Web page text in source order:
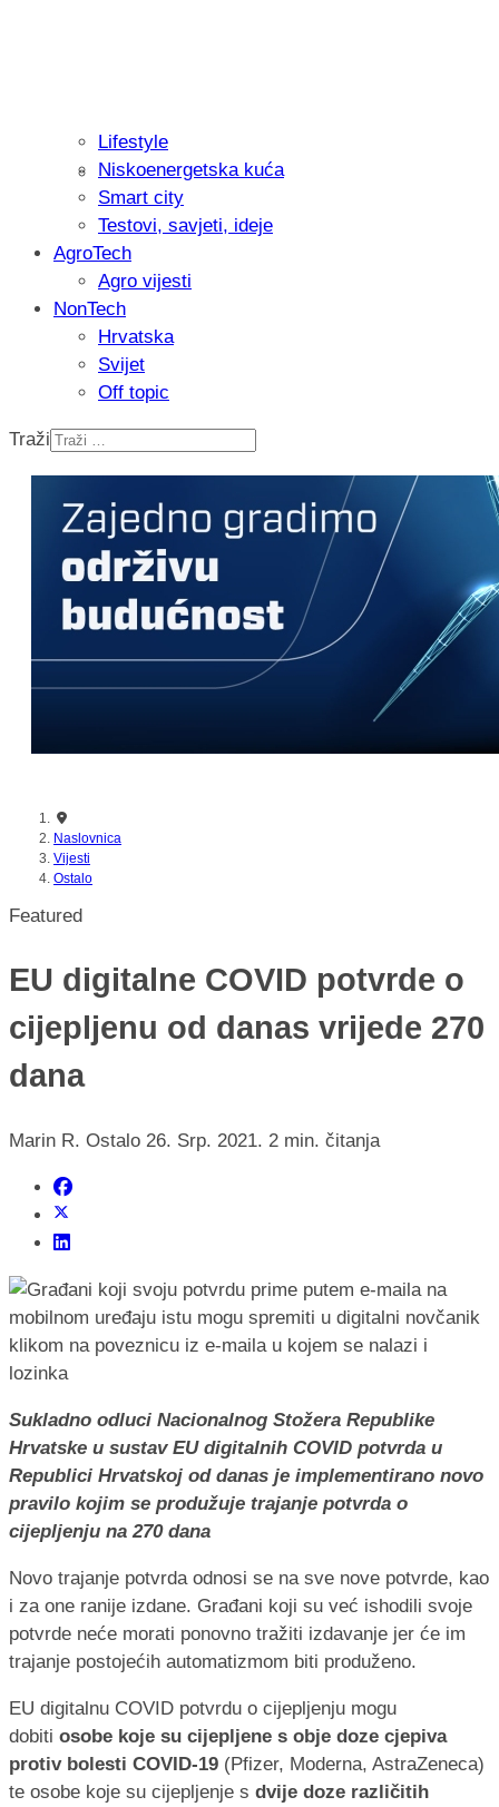
Isprobali smo: Thermostar
Recenzija: Einhell Professional CP-
nikada prije
Lifestyle
Niskoenergetska kuća
Smart city
Testovi, savjeti, ideje
AgroTech
Agro vijesti
NonTech
Hrvatska
Svijet
Off topic
Traži
Naslovnica
Vijesti
Ostalo
Featured
EU digitalne COVID potvrde o
cijepljenu od danas vrijede 270
dana
Marin R. Ostalo 26. Srp. 2021. 2 min. čitanja
Sukladno odluci Nacionalnog Stožera Republike
Hrvatske u sustav EU digitalnih COVID potvrda u
Republici Hrvatskoj od danas je implementirano novo
pravilo kojim se produžuje trajanje potvrda o
cijepljenju na 270 dana
Novo trajanje potvrda odnosi se na sve nove potvrde, kao
i za one ranije izdane. Građani koji su već ishodili svoje
potvrde neće morati ponovno tražiti izdavanje jer će im
trajanje postojećih automatizmom biti produženo.
EU digitalnu COVID potvrdu o cijepljenju mogu
dobiti osobe koje su cijepljene s obje doze cjepiva
protiv bolesti COVID-19 (Pfizer, Moderna, AstraZeneca)
te osobe koje su cijepljenje s dvije doze različitih